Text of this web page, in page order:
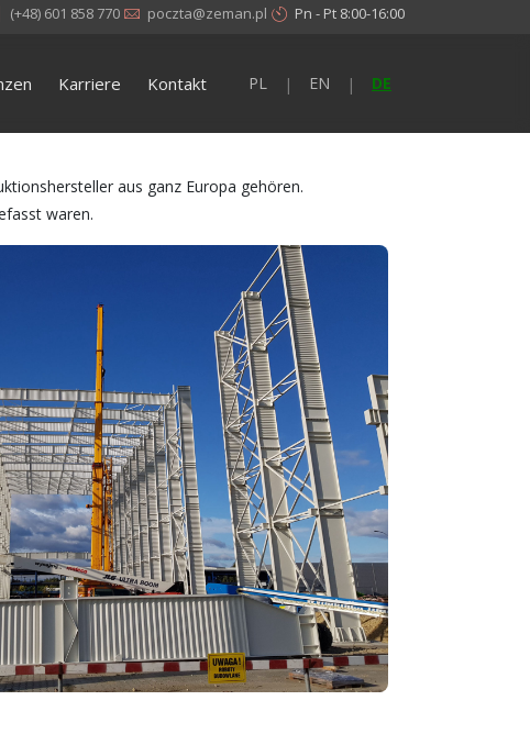
(+48) 601 858 770 poczta@zeman.pl Pn - Pt 8:00-16:00
Karriere Kontakt PL | EN | DE
aus ganz Europa gehören.
waren.